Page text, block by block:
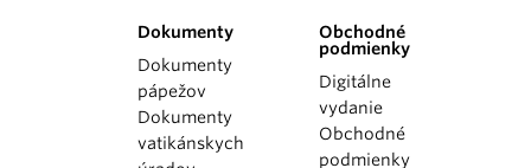
Dokumenty
Dokumenty
pápežov
Dokumenty
vatikánskych
Obchodné
podmienky
Digitálne
vydanie
Obchodné
podmienky